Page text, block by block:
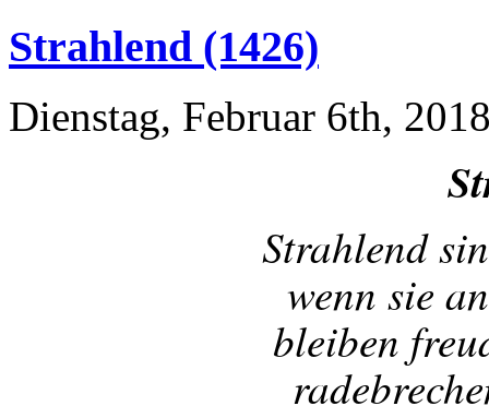
Strahlend (1426)
Dienstag, Februar 6th,
Strahlend
wenn sie
bleiben